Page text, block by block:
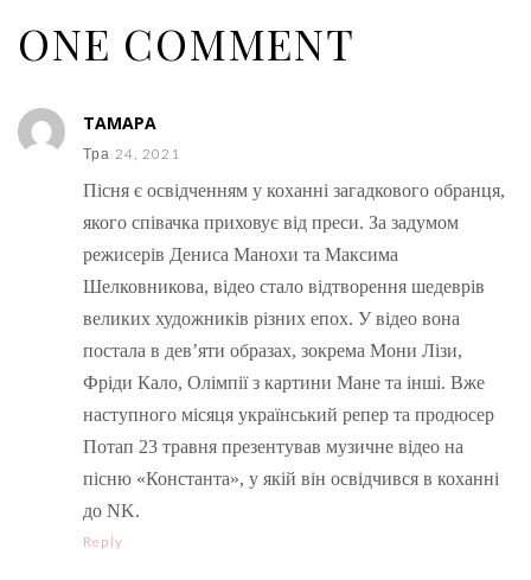
ONE COMMENT
ТАМАРА
Тра 24, 2021
Пісня є освідченням у коханні загадкового обранця,
якого співачка приховує від преси. За задумом
режисерів Дениса Манохи та Максима
Шелковникова, відео стало відтворення шедеврів
великих художників різних епох. У відео вона
постала в дев’яти образах, зокрема Мони Лізи,
Фріди Кало, Олімпії з картини Мане та інші. Вже
наступного місяця український репер та продюсер
Потап 23 травня презентував музичне відео на
пісню «Константа», у якій він освідчився в коханні
до NK.
Reply